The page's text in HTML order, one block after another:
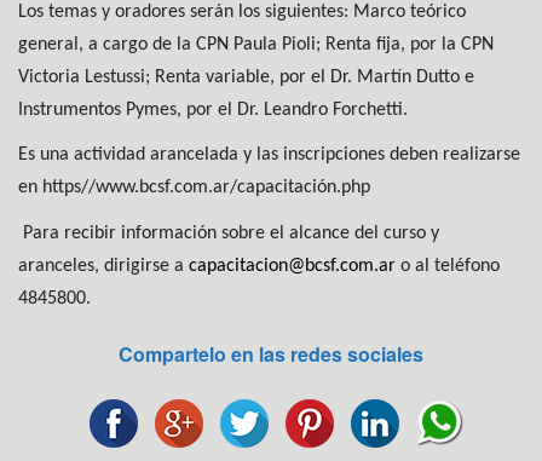
Los temas y oradores serán los siguientes: Marco teórico
general, a cargo de la CPN Paula Pioli; Renta fija, por la CPN
Victoria Lestussi; Renta variable, por el Dr. Martín Dutto e
Instrumentos Pymes, por el Dr. Leandro Forchetti.
Es una actividad arancelada y las inscripciones deben realizarse
en https//www.bcsf.com.ar/capacitación.php
Para recibir información sobre el alcance del curso y
aranceles, dirigirse a capacitacion@bcsf.com.ar o al teléfono
4845800.
Compartelo en las redes sociales